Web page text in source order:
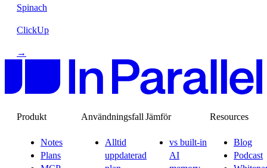
Spinach
ClickUp
→
Produkt
Notes
Plans
Användningsfall
Alltid
uppdaterad
Jämför
vs built-in
AI
Resources
Blog
Podcast